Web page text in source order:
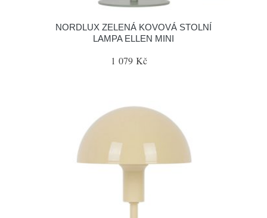
NORDLUX ZELENÁ KOVOVÁ STOLNÍ
LAMPA ELLEN MINI
1 079 Kč